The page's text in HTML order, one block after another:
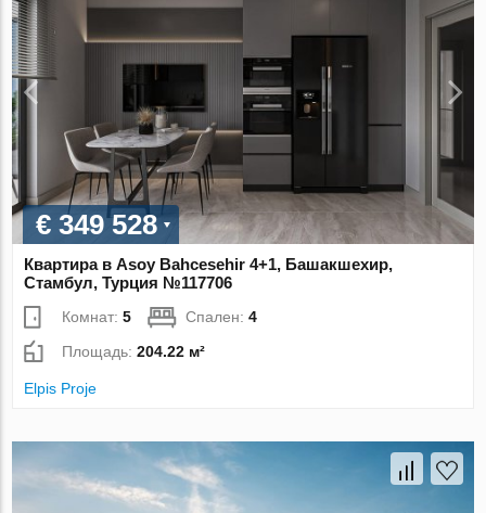
€ 349 528
Квартира в Asoy Bahcesehir 4+1, Башакшехир,
Стамбул, Турция №117706
Комнат:5 Спален:4
Площадь:204.22 м²
Elpis Proje